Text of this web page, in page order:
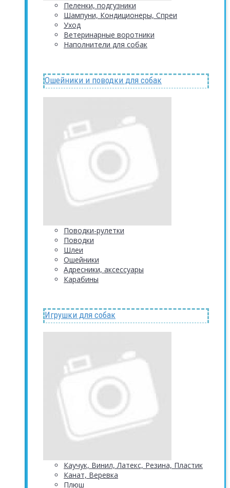
Пеленки, подгузники
Шампуни, Кондиционеры, Спреи
Уход
Ветеринарные воротники
Наполнители для собак
Ошейники и поводки для собак
Поводки-рулетки
Поводки
Шлеи
Ошейники
Адресники, аксессуары
Карабины
Игрушки для собак
Каучук, Винил, Латекс, Резина, Пластик
Канат, Веревка
Плюш